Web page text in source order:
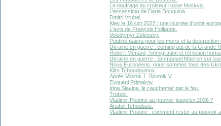
Le naufrage du croiseur russe Moskva.
L’assassinat de Daria Douguina.
Dmitri Vrubel.
Kiev le 16 juin 2022 : une journée d’unité
L'avis de François Hollande.
Volodymyr Zelensky.
Poutine paiera pour les morts et la destruction
Ukraine en guerre : coming out de la Grande
Robert Ménard, l’immigration et l’émotion
Ukraine en guerre : Emmanuel Macron sur
Nous Européens, nous sommes tous des
Klim Tchourioumov.
Après Vostok 1, Sputnik V.
Evgueni Primakov.
Irina Slavina, le cauchemar par le feu.
Trotski.
Vladimir Poutine au pouvoir jusqu'en 2036 ?
Anatoli Tchoubaïs.
Vladimir Poutine : comment rester au pouvoir